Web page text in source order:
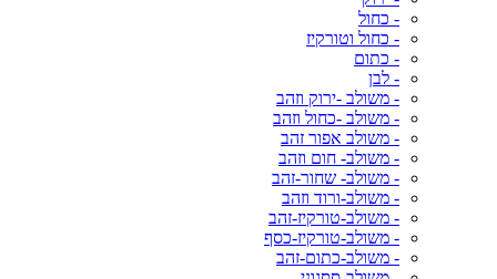
- כחול
- כחול וטורקיז
- כתום
- לבן
- משולב -ירוק וזהב
- משולב -כחול וזהב
- משולב אפור זהב
- משולב- חום וזהב
- משולב- שחור-זהב
- משולב-ורוד וזהב
- משולב-טורקיז-זהב
- משולב-טורקיז-כסף
- משולב-כתום-זהב